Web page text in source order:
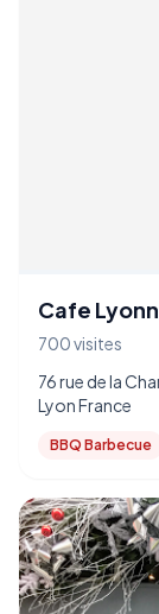
Cafe
700 visites
76 rue de la
Lyon France
BBQ Barbecue